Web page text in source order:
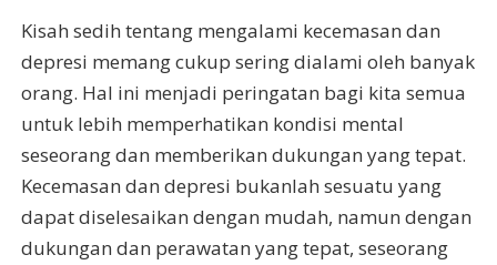
Kisah sedih tentang mengalami kecemasan dan
depresi memang cukup sering dialami oleh banyak
orang. Hal ini menjadi peringatan bagi kita semua
untuk lebih memperhatikan kondisi mental
seseorang dan memberikan dukungan yang tepat.
Kecemasan dan depresi bukanlah sesuatu yang
dapat diselesaikan dengan mudah, namun dengan
dukungan dan perawatan yang tepat, seseorang